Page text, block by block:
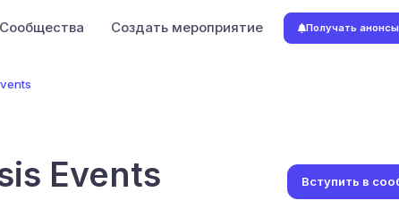
Сообщества Создать мероприятие Получать анонсы
Events